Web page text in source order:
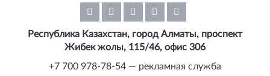
Республика Казахстан, город Алматы, проспект
Жибек жолы, 115/46, офис 306
+7 700 978-78-54 — рекламная служба